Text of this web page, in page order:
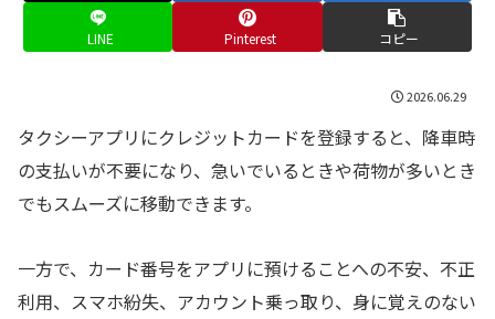
LINE Pinterest コピー
2026.06.29
タクシーアプリにクレジットカードを登録すると、降車時
の支払いが不要になり、急いでいるときや荷物が多いとき
でもスムーズに移動できます。
一方で、カード番号をアプリに預けることへの不安、不正
利用、スマホ紛失、アカウント乗っ取り、身に覚えのない